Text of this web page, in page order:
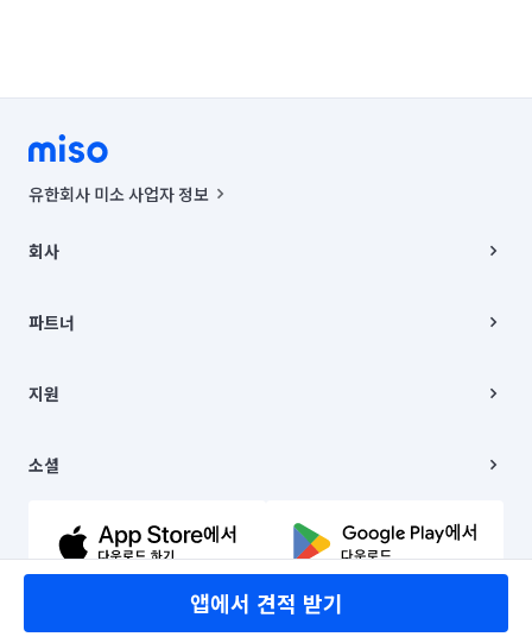
앱에서 견적 받기
유한회사 미소 사업자 정보
00019 |
주소 | 본사: 서울특별시 종로구 율곡로 6(중학동, 트윈트리빌딩) B동 5층
컨택센터 : 서울특별시 종로구 수송동 율곡로 24, 7층, 8층 미소
상품, 상품정보, 거래에 관한 의무와 책임은 거래당사자에게 있습니다.
언론 보도 관련 문의:
© 유한회사 미소. Miso, Inc. All Rights Reserved.
회사
채용
파트너
이사
지원
이용약관
문의하기
소셜
유튜브